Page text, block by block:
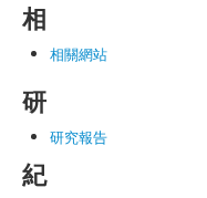
相
相關網站
研
研究報告
紀